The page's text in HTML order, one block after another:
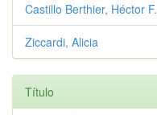
Castillo Berthier, Héctor F.
Ziccardi, Alicia
Título